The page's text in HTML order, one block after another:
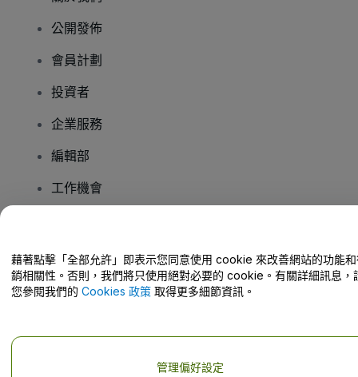
公開發佈
會員計劃
投資者
企業服務
編輯部
工作機會
幫助中心 / 聯絡我們
藉著點擊「全部允許」即表示您同意使用 cookie 來改善網站的功能
銷相關性。否則，我們將只使用絕對必要的 cookie。有關詳細訊息，
您參閱我們的 Cookies 政策 取得更多細節資訊。
管理偏好設定